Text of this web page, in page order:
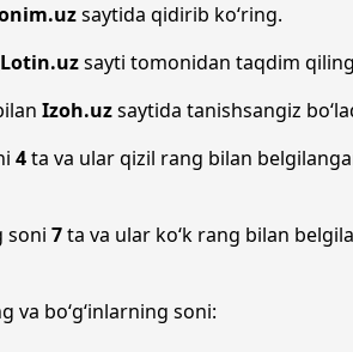
saytida qidirib ko‘ring.
Lotin.uzsayti tomonidan taqdim
Izoh.uzsaytida tanishsangiz
4ta va ular qizil rang bilan
soni 7ta va ular ko‘k rang bilan
va bo‘g‘inlarning soni: